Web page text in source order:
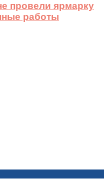
провели ярмарку
работы